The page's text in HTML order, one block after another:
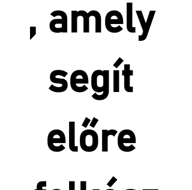
, amely
segít
előre